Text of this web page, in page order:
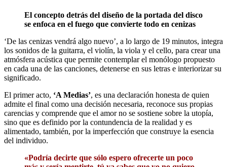
El concepto detrás del diseño de la portada del disco
se enfoca en el fuego que convierte todo en cenizas
‘De las cenizas vendrá algo nuevo’, a lo largo de 19 minutos, integra
los sonidos de la guitarra, el violín, la viola y el cello, para crear una
atmósfera acústica que permite contemplar el monólogo propuesto
en cada una de las canciones, detenerse en sus letras e interiorizar su
significado.
El primer acto, ‘A Medias’, es una declaración honesta de quien
admite el final como una decisión necesaria, reconoce sus propias
carencias y comprende que el amor no se sostiene sobre la utopía,
sino que es definido por la contundencia de la realidad y es
alimentado, también, por la imperfección que construye la esencia
del individuo.
«Podría decirte que sólo espero ofrecerte un poco